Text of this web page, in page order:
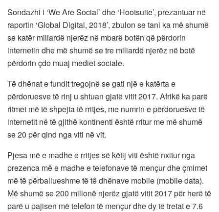
Sondazhi i ‘We Are Social’ dhe ‘Hootsuite’, prezantuar në
raportin ‘Global Digital, 2018’, zbulon se tani ka më shumë
se katër miliardë njerëz në mbarë botën që përdorin
internetin dhe më shumë se tre miliardë njerëz në botë
përdorin çdo muaj mediet sociale.
Të dhënat e fundit tregojnë se gati një e katërta e
përdoruesve të rinj u shtuan gjatë vitit 2017. Afrikë ka parë
ritmet më të shpejta të rritjes, me numrin e përdoruesve të
internetit në të gjithë kontinenti është rritur me më shumë
se 20 për qind nga viti në vit.
Pjesa më e madhe e rritjes së këtij viti është nxitur nga
prezenca më e madhe e telefonave të mençur dhe çmimet
më të përballueshme të të dhënave mobile (mobile data).
Më shumë se 200 milionë njerëz gjatë vitit 2017 për herë të
parë u pajisen më telefon të mençur dhe dy të tretat e 7.6